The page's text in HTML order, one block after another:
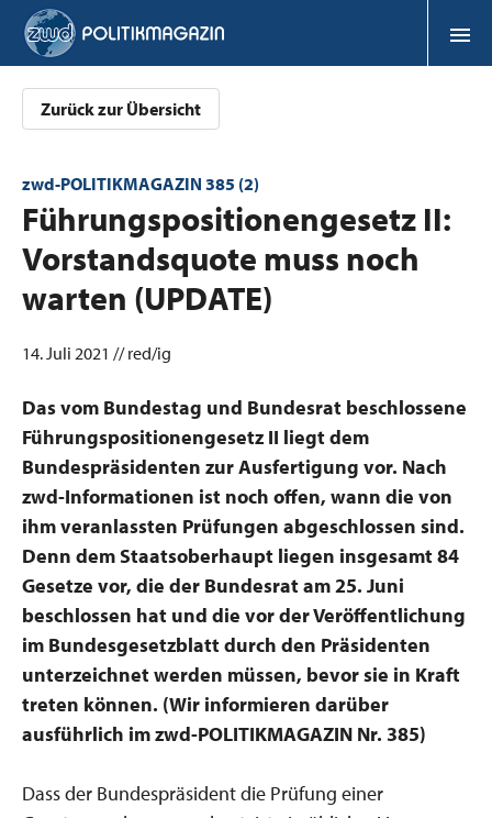
Zurück zur Übersicht
zwd-POLITIKMAGAZIN 385 (2)
:Führungspositionengesetz II:
Vorstandsquote muss noch
warten (UPDATE)
14. Juli 2021 // red/ig
Das vom Bundestag und Bundesrat beschlossene
Führungspositionengesetz II liegt dem
Bundespräsidenten zur Ausfertigung vor. Nach
zwd-Informationen ist noch offen, wann die von
ihm veranlassten Prüfungen abgeschlossen sind.
Denn dem Staatsoberhaupt liegen insgesamt 84
Gesetze vor, die der Bundesrat am 25. Juni
beschlossen hat und die vor der Veröffentlichung
im Bundesgesetzblatt durch den Präsidenten
unterzeichnet werden müssen, bevor sie in Kraft
treten können. (Wir informieren darüber
ausführlich im zwd-POLITIKMAGAZIN Nr. 385)
Dass der Bundespräsident die Prüfung einer